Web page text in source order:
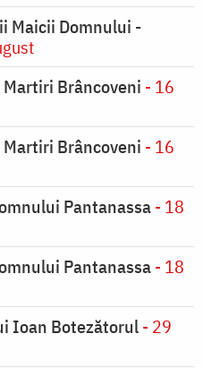
Maicii Domnului -
Brâncoveni - 16
Brâncoveni - 16
Pantanassa- 18
Pantanassa- 18
Ioan Botezătorul- 29